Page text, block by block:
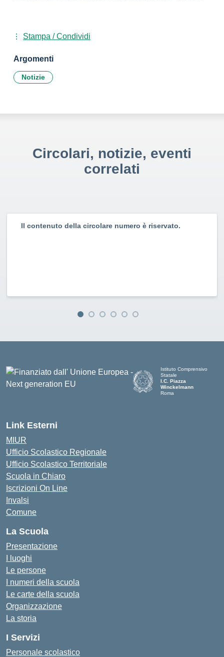
Stampa / Condividi
Argomenti
Notizie
Circolari, notizie, eventi
correlati
Il contenuto della circolare numero è riservato.
Istituto Comprensivo
Statale
I.C. Piazza
Winckelmann
Roma
Link Esterni
MIUR
Ufficio Scolastico Regionale
Ufficio Scolastico Territoriale
Scuola in Chiaro
Iscrizioni On Line
Invalsi
Comune
La Scuola
Presentazione
I luoghi
Le persone
I numeri della scuola
Le carte della scuola
Organizzazione
La storia
I Servizi
Personale scolastico